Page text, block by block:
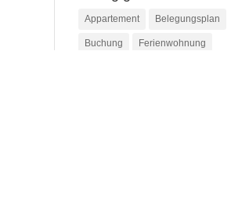
Appartement Belegungsplan
Buchung Ferienwohnung